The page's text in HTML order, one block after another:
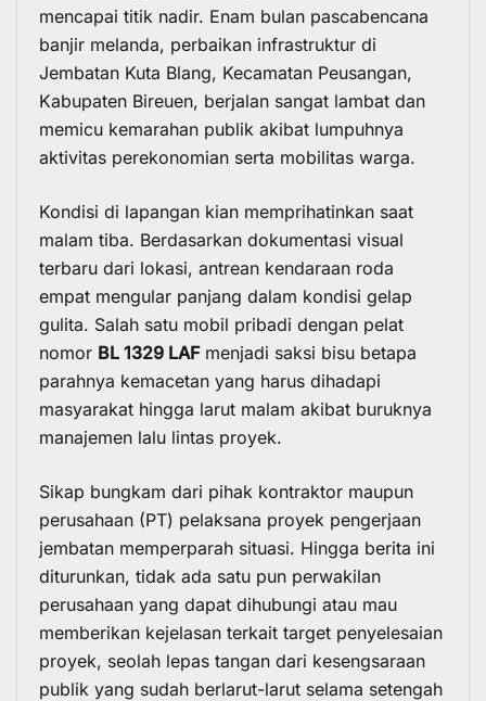
mencapai titik nadir. Enam bulan pascabencana
banjir melanda, perbaikan infrastruktur di
Jembatan Kuta Blang, Kecamatan Peusangan,
Kabupaten Bireuen, berjalan sangat lambat dan
memicu kemarahan publik akibat lumpuhnya
aktivitas perekonomian serta mobilitas warga.
Kondisi di lapangan kian memprihatinkan saat
malam tiba. Berdasarkan dokumentasi visual
terbaru dari lokasi, antrean kendaraan roda
empat mengular panjang dalam kondisi gelap
gulita. Salah satu mobil pribadi dengan pelat
nomor BL 1329 LAFmenjadi saksi bisu betapa
parahnya kemacetan yang harus dihadapi
masyarakat hingga larut malam akibat buruknya
manajemen lalu lintas proyek.
Sikap bungkam dari pihak kontraktor maupun
perusahaan (PT) pelaksana proyek pengerjaan
jembatan memperparah situasi. Hingga berita ini
diturunkan, tidak ada satu pun perwakilan
perusahaan yang dapat dihubungi atau mau
memberikan kejelasan terkait target penyelesaian
proyek, seolah lepas tangan dari kesengsaraan
publik yang sudah berlarut-larut selama setengah